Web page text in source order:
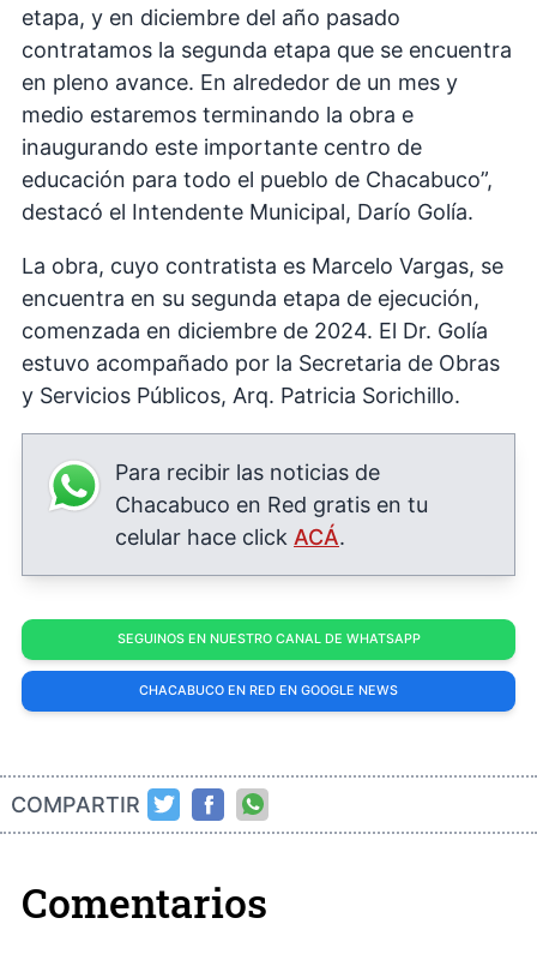
etapa, y en diciembre del año pasado
contratamos la segunda etapa que se encuentra
en pleno avance. En alrededor de un mes y
medio estaremos terminando la obra e
inaugurando este importante centro de
educación para todo el pueblo de Chacabuco”,
destacó el Intendente Municipal, Darío Golía.
La obra, cuyo contratista es Marcelo Vargas, se
encuentra en su segunda etapa de ejecución,
comenzada en diciembre de 2024. El Dr. Golía
estuvo acompañado por la Secretaria de Obras
y Servicios Públicos, Arq. Patricia Sorichillo.
Para recibir las noticias de
Chacabuco en Red gratis en tu
celular hace click ACÁ.
SEGUINOS EN NUESTRO CANAL DE WHATSAPP
CHACABUCO EN RED EN GOOGLE NEWS
COMPARTIR
Comentarios